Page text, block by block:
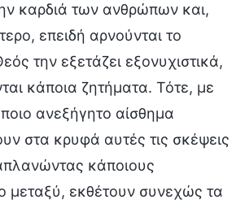
καρδιά των ανθρώπων και,
επειδή αρνούνται το
την εξετάζει εξονυχιστικά,
κάποια ζητήματα. Τότε, με
ανεξήγητο αίσθημα
στα κρυφά αυτές τις σκέψεις
κάποιους
μεταξύ, εκθέτουν συνεχώς τα